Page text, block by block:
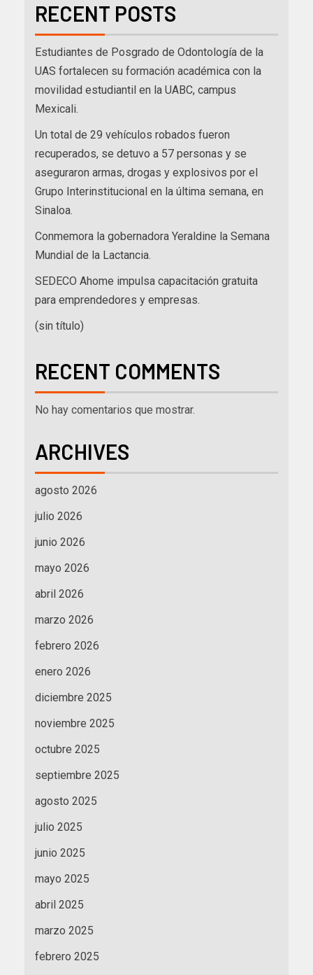
RECENT POSTS
Estudiantes de Posgrado de Odontología de la
UAS fortalecen su formación académica con la
movilidad estudiantil en la UABC, campus
Mexicali.
Un total de 29 vehículos robados fueron
recuperados, se detuvo a 57 personas y se
aseguraron armas, drogas y explosivos por el
Grupo Interinstitucional en la última semana, en
Sinaloa.
Conmemora la gobernadora Yeraldine la Semana
Mundial de la Lactancia.
SEDECO Ahome impulsa capacitación gratuita
para emprendedores y empresas.
(sin título)
RECENT COMMENTS
No hay comentarios que mostrar.
ARCHIVES
agosto 2026
julio 2026
junio 2026
mayo 2026
abril 2026
marzo 2026
febrero 2026
enero 2026
diciembre 2025
noviembre 2025
octubre 2025
septiembre 2025
agosto 2025
julio 2025
junio 2025
mayo 2025
abril 2025
marzo 2025
febrero 2025